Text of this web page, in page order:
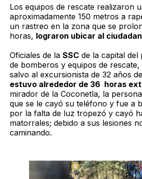
Los equipos de rescate realizaron
aproximadamente 150 metros a
un rastreo en la zona que se
horas, lograron ubicar al
Oficiales de la SSC de la capital
de bomberos y equipos de
salvo al excursionista de 32 años
estuvo alrededor de 36 horas
mirador de la Coconetla, la
que se le cayó su teléfono y fue a
por la falta de luz tropezó y cayó
matorrales; debido a sus lesiones
caminando.